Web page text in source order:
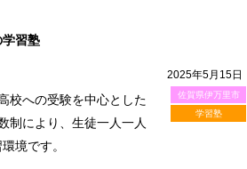
習塾
2025年5月15日
佐賀県伊万里市
学習塾
校への受験を中心とした
制により、生徒一人一人
境です。